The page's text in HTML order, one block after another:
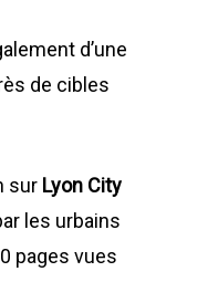
d’une
de cibles
sur Lyon City
les urbains
pages vues